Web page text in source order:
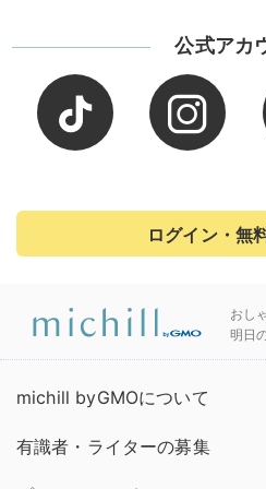
公式アカ
ログイン・無
おし
明日
michill byGMOについて
有識者・ライターの募集